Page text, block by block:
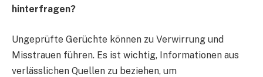
hinterfragen?
Ungeprüfte Gerüchte können zu Verwirrung und
Misstrauen führen. Es ist wichtig, Informationen aus
verlässlichen Quellen zu beziehen, um